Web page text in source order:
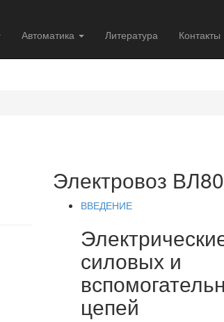
Автоматика Литература Контакты
Электровоз
ВВЕДЕНИЕ
силовых и
цепей